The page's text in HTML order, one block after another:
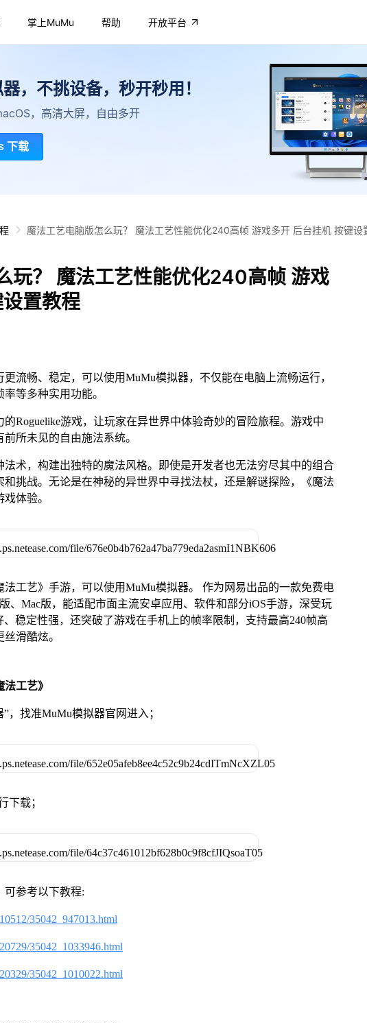
掌上MuMu 帮助 开放平台
，不挑设备，秒开秒用！
，高清大屏，自由多开
下载
魔法工艺电脑版怎么玩？ 魔法工艺性能优化240高帧 游戏多开 后台挂机 按键设
玩？ 魔法工艺性能优化240高帧 游戏
置教程
流畅、稳定，可以使用MuMu模拟器，不仅能在电脑上流畅运行，
等多种实用功能。
的Roguelike游戏，让玩家在异世界中体验奇妙的冒险旅程。游戏中
所未见的自由施法系统。
术，构建出独特的魔法风格。即使是开发者也无法穷尽其中的组合
挑战。无论是在神秘的异世界中寻找法杖，还是解谜探险，《魔法
体验。
工艺》手游，可以使用MuMu模拟器。 作为网易出品的一款免费电
、Mac版，能适配市面主流安卓应用、软件和部分iOS手游，深受玩
稳定性强，还突破了游戏在手机上的帧率限制，支持最高240帧高
滑酷炫。
工艺》
，找准MuMu模拟器官网进入；
下载；
可参考以下教程:
35042_947013.html
35042_1033946.html
35042_1010022.html